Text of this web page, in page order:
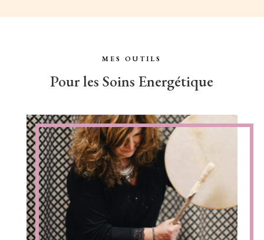
MES OUTILS
Pour les Soins Energétique